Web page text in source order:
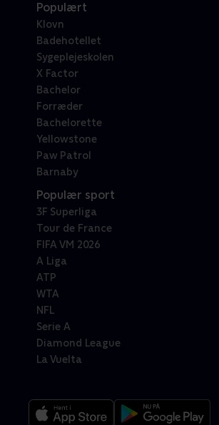
Populært
Klovn
Badehotellet
Sygeplejeskolen
X Factor
Bachelor
Forræder
Bachelorette
Yellowstone
Paw Patrol
Barnaby
Populær sport
3F Superliga
Tour de France
FIFA VM 2026
A Liga
ATP
WTA
NFL
Serie A
Diamond League
La Vuelta